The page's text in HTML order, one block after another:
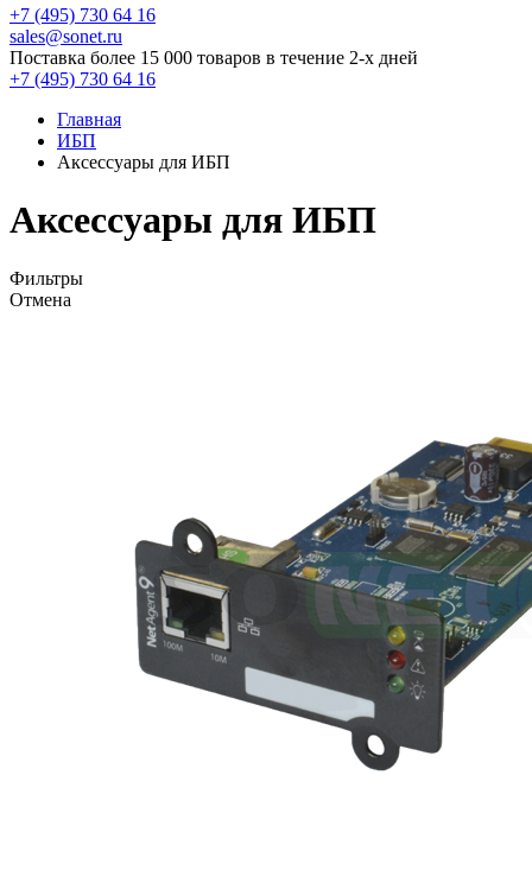
+7 (495) 730 64 16
sales@sonet.ru
Поставка более 15 000 товаров в течение 2-х дней
+7 (495) 730 64 16
Главная
ИБП
Aксессуары для ИБП
Aксессуары для ИБП
Фильтры
Отмена